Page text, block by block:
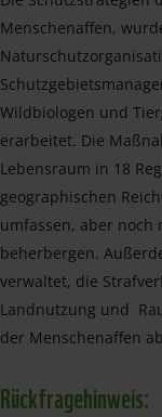
Menschenaffen,
Wildbiologen und
erarbeitet. Die
Lebensraum in 18
geographischen
umfassen, aber noch
beherbergen.
verwaltet, die
Landnutzung und
der Menschenaffen
Rückfragehinweis: